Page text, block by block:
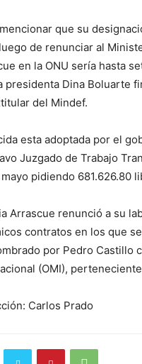
que su
de renunciar al
en la ONU sería hasta
presidenta Dina Boluarte
del Mindef.
esta adoptada por el
Juzgado de Trabajo
pidiendo 681.626.80
Arrascue renunció a su
contratos en los que
por Pedro Castillo
(OMI),
Carlos Prado